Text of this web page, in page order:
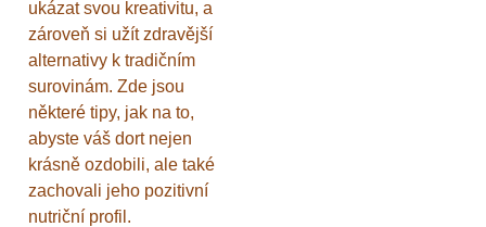
ukázat svou kreativitu, a
zároveň si užít zdravější
alternativy k tradičním
surovinám. Zde jsou
některé tipy, jak na to,
abyste váš dort nejen
krásně ozdobili, ale také
zachovali jeho pozitivní
nutriční profil.